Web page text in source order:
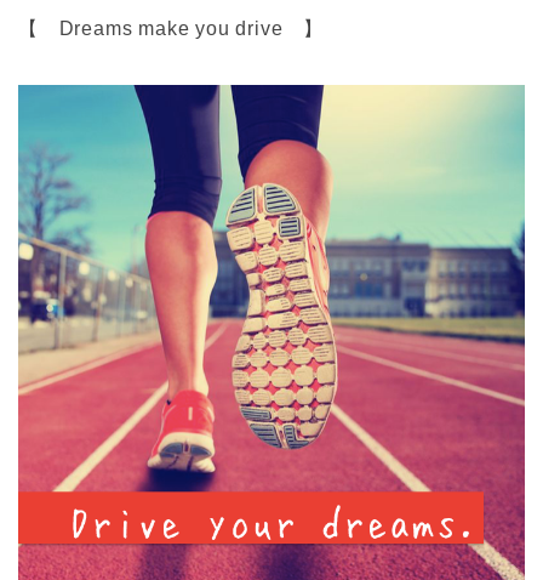
【 Dreams make you drive 】